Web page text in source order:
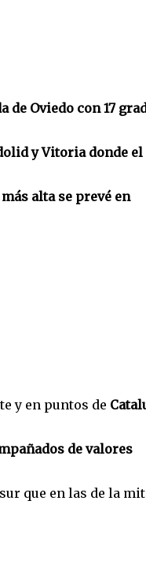
de Oviedo con 17
y Vitoria donde el
alta se prevé en
y en puntos de
de valores
que en las de la